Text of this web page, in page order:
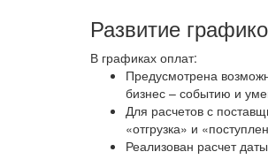
Развитие
В графиках оплат:
Предусмотрена
бизнес – событию и
Для расчетов с
«отгрузка» и
Реализован расчет